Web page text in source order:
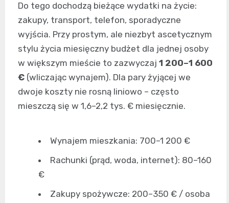
Do tego dochodzą bieżące wydatki na życie:
zakupy, transport, telefon, sporadyczne
wyjścia. Przy prostym, ale niezbyt ascetycznym
stylu życia miesięczny budżet dla jednej osoby
w większym mieście to zazwyczaj 1 200–1 600
€ (wliczając wynajem). Dla pary żyjącej we
dwoje koszty nie rosną liniowo – często
mieszczą się w 1,6–2,2 tys. € miesięcznie.
Wynajem mieszkania: 700–1 200 €
Rachunki (prąd, woda, internet): 80–160
€
Zakupy spożywcze: 200–350 € / osoba